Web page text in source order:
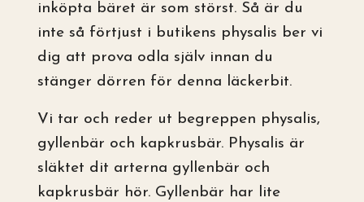
inköpta bäret är som störst. Så är du
inte så förtjust i butikens physalis ber vi
dig att prova odla själv innan du
stänger dörren för denna läckerbit.
Vi tar och reder ut begreppen physalis,
gyllenbär och kapkrusbär. Physalis är
släktet dit arterna gyllenbär och
kapkrusbär hör. Gyllenbär har lite